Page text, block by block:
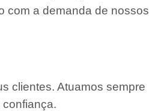
com a demanda de nossos
clientes. Atuamos sempre